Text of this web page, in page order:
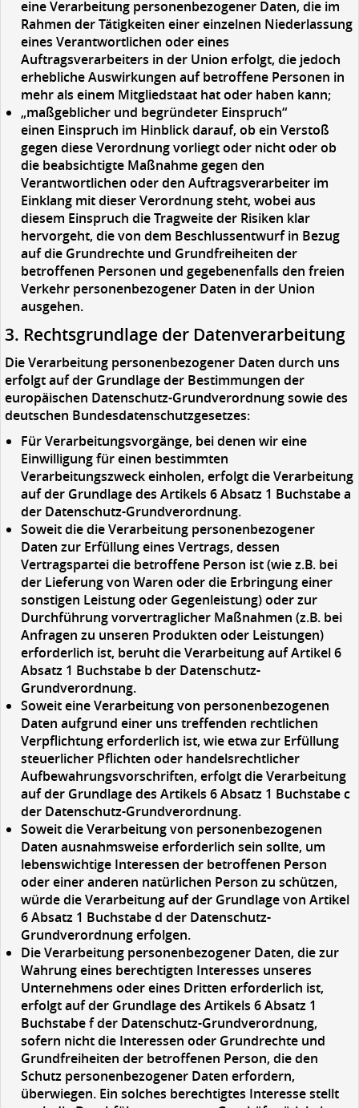
eine Verarbeitung personenbezogener Daten, die im
Rahmen der Tätigkeiten einer einzelnen Niederlassung
eines Verantwortlichen oder eines
Auftragsverarbeiters in der Union erfolgt, die jedoch
erhebliche Auswirkungen auf betroffene Personen in
mehr als einem Mitgliedstaat hat oder haben kann;
„maßgeblicher und begründeter Einspruch“
einen Einspruch im Hinblick darauf, ob ein Verstoß
gegen diese Verordnung vorliegt oder nicht oder ob
die beabsichtigte Maßnahme gegen den
Verantwortlichen oder den Auftragsverarbeiter im
Einklang mit dieser Verordnung steht, wobei aus
diesem Einspruch die Tragweite der Risiken klar
hervorgeht, die von dem Beschlussentwurf in Bezug
auf die Grundrechte und Grundfreiheiten der
betroffenen Personen und gegebenenfalls den freien
Verkehr personenbezogener Daten in der Union
ausgehen.
3. Rechtsgrundlage der Datenverarbeitung
Die Verarbeitung personenbezogener Daten durch uns
erfolgt auf der Grundlage der Bestimmungen der
europäischen Datenschutz-Grundverordnung sowie des
deutschen Bundesdatenschutzgesetzes:
Für Verarbeitungsvorgänge, bei denen wir eine
Einwilligung für einen bestimmten
Verarbeitungszweck einholen, erfolgt die Verarbeitung
auf der Grundlage des Artikels 6 Absatz 1 Buchstabe a
der Datenschutz-Grundverordnung.
Soweit die die Verarbeitung personenbezogener
Daten zur Erfüllung eines Vertrags, dessen
Vertragspartei die betroffene Person ist (wie z.B. bei
der Lieferung von Waren oder die Erbringung einer
sonstigen Leistung oder Gegenleistung) oder zur
Durchführung vorvertraglicher Maßnahmen (z.B. bei
Anfragen zu unseren Produkten oder Leistungen)
erforderlich ist, beruht die Verarbeitung auf Artikel 6
Absatz 1 Buchstabe b der Datenschutz-
Grundverordnung.
Soweit eine Verarbeitung von personenbezogenen
Daten aufgrund einer uns treffenden rechtlichen
Verpflichtung erforderlich ist, wie etwa zur Erfüllung
steuerlicher Pflichten oder handelsrechtlicher
Aufbewahrungsvorschriften, erfolgt die Verarbeitung
auf der Grundlage des Artikels 6 Absatz 1 Buchstabe c
der Datenschutz-Grundverordnung.
Soweit die Verarbeitung von personenbezogenen
Daten ausnahmsweise erforderlich sein sollte, um
lebenswichtige Interessen der betroffenen Person
oder einer anderen natürlichen Person zu schützen,
würde die Verarbeitung auf der Grundlage von Artikel
6 Absatz 1 Buchstabe d der Datenschutz-
Grundverordnung erfolgen.
Die Verarbeitung personenbezogener Daten, die zur
Wahrung eines berechtigten Interesses unseres
Unternehmens oder eines Dritten erforderlich ist,
erfolgt auf der Grundlage des Artikels 6 Absatz 1
Buchstabe f der Datenschutz-Grundverordnung,
sofern nicht die Interessen oder Grundrechte und
Grundfreiheiten der betroffenen Person, die den
Schutz personenbezogener Daten erfordern,
überwiegen. Ein solches berechtigtes Interesse stellt